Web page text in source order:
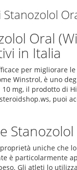
Stanozolol
Oral
in Italia
per migliorare
Winstrol, è uno
mg, il prodotto di
puoi
uniche che
è particolarmente
Gli atleti lo